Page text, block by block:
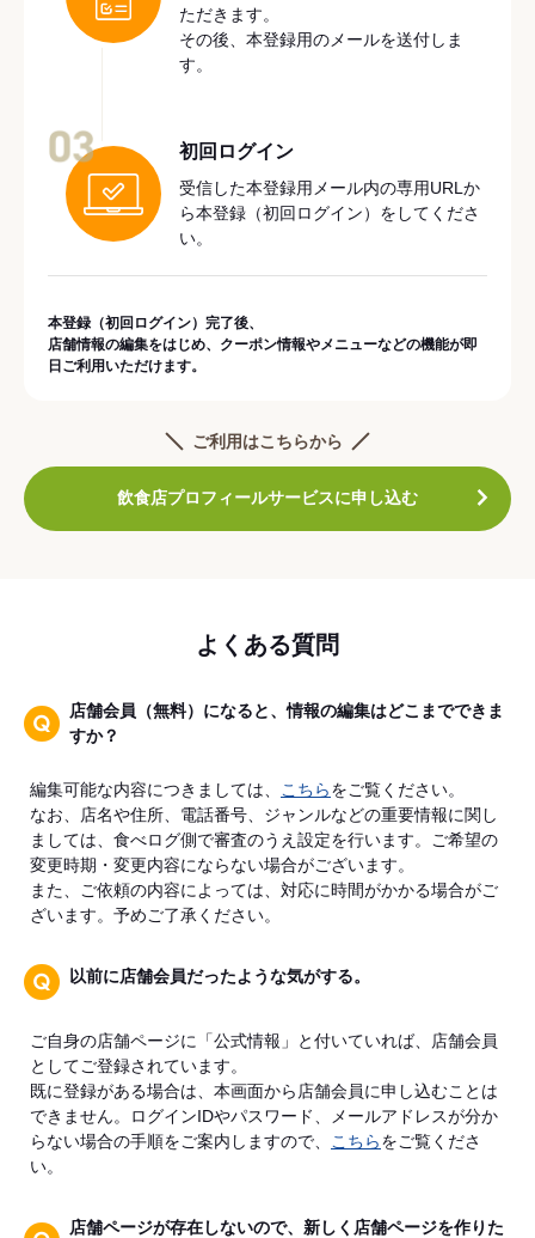
ただきます。
その後、本登録用のメールを送付しま
す。
初回ログイン
受信した本登録用メール内の専用URLか
ら本登録（初回ログイン）をしてくださ
い。
本登録（初回ログイン）完了後、
店舗情報の編集をはじめ、クーポン情報やメニューなどの機能が即
日ご利用いただけます。
ご利用はこちらから
飲食店プロフィールサービスに申し込む
よくある質問
店舗会員（無料）になると、情報の編集はどこまでできま
すか？
編集可能な内容につきましては、 こちらをご覧ください。
なお、店名や住所、電話番号、ジャンルなどの重要情報に関し
ましては、食べログ側で審査のうえ設定を行います。ご希望の
変更時期・変更内容にならない場合がございます。
また、ご依頼の内容によっては、対応に時間がかかる場合がご
ざいます。予めご了承ください。
以前に店舗会員だったような気がする。
ご自身の店舗ページに「公式情報」と付いていれば、店舗会員
としてご登録されています。
既に登録がある場合は、本画面から店舗会員に申し込むことは
できません。ログインIDやパスワード、メールアドレスが分か
らない場合の手順をご案内しますので、
こちらをご覧くださ
い。
店舗ページが存在しないので、新しく店舗ページを作りた